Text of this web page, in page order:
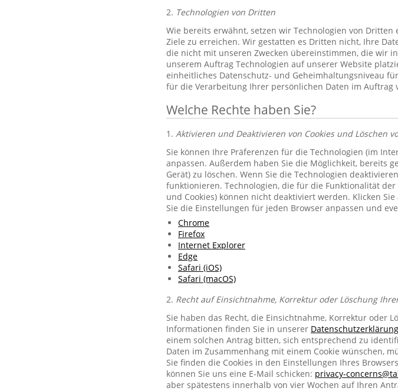
2. Technologien von Dritten
Wie bereits erwähnt, setzen wir Technologien von
Ziele zu erreichen. Wir gestatten es Dritten nicht, Ihre
die nicht mit unseren Zwecken übereinstimmen, die wir
unserem Auftrag Technologien auf unserer Website
einheitliches Datenschutz- und Geheimhaltungsniveau
für die Verarbeitung Ihrer persönlichen Daten im Auftrag
Welche Rechte haben Sie?
1. Aktivieren und Deaktivieren von Cookies und Löschen
Sie können Ihre Präferenzen für die Technologien (im
anpassen. Außerdem haben Sie die Möglichkeit, bereits
Gerät) zu löschen. Wenn Sie die Technologien
funktionieren. Technologien, die für die Funktionalität
und Cookies) können nicht deaktiviert werden. Klicken
Sie die Einstellungen für jeden Browser anpassen und
Chrome
Firefox
Internet Explorer
Edge
Safari (iOS)
Safari (macOS)
2. Recht auf Einsichtnahme, Korrektur oder Löschung
Sie haben das Recht, die Einsichtnahme, Korrektur oder
Informationen finden Sie in unserer Datenschutzerklärung
einem solchen Antrag bitten, sich entsprechend zu
Daten im Zusammenhang mit einem Cookie wünschen,
Sie finden die Cookies in den Einstellungen Ihres
können Sie uns eine E-Mail schicken: privacy-
aber spätestens innerhalb von vier Wochen auf Ihren